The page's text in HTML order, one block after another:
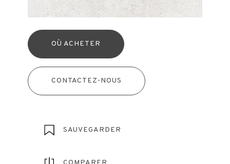
OÙ ACHETER
CONTACTEZ-NOUS
SAUVEGARDER